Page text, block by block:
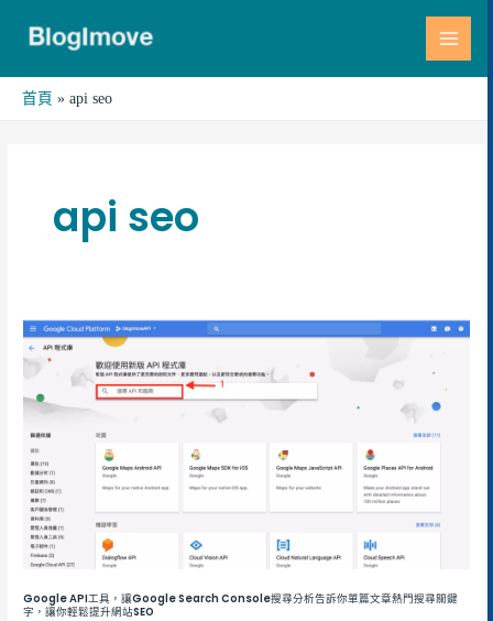
首頁 api seo
api seo
Google API工具，讓Google Search Console搜尋分析告訴你單篇文章熱門搜尋關鍵
字，讓你輕鬆提升網站SEO
Google
API
具，
讓
Google
Search
Console
搜
分